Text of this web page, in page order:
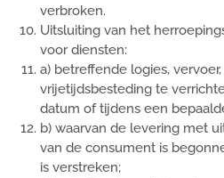
verbroken.
Uitsluiting van het
voor diensten:
a) betreffende logies,
vrijetijdsbesteding te
datum of tijdens een
b) waarvan de levering met
van de consument is
is verstreken;